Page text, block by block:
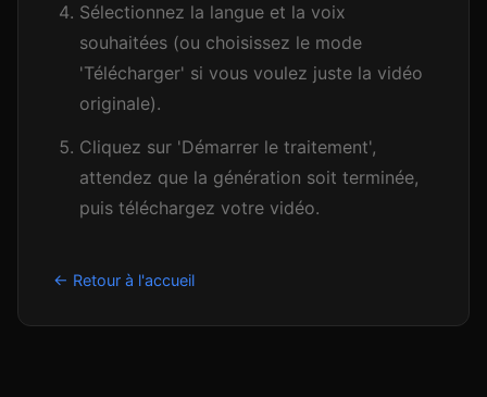
Sélectionnez la langue et la voix
souhaitées (ou choisissez le mode
'Télécharger' si vous voulez juste la vidéo
originale).
Cliquez sur 'Démarrer le traitement',
attendez que la génération soit terminée,
puis téléchargez votre vidéo.
← Retour à l'accueil